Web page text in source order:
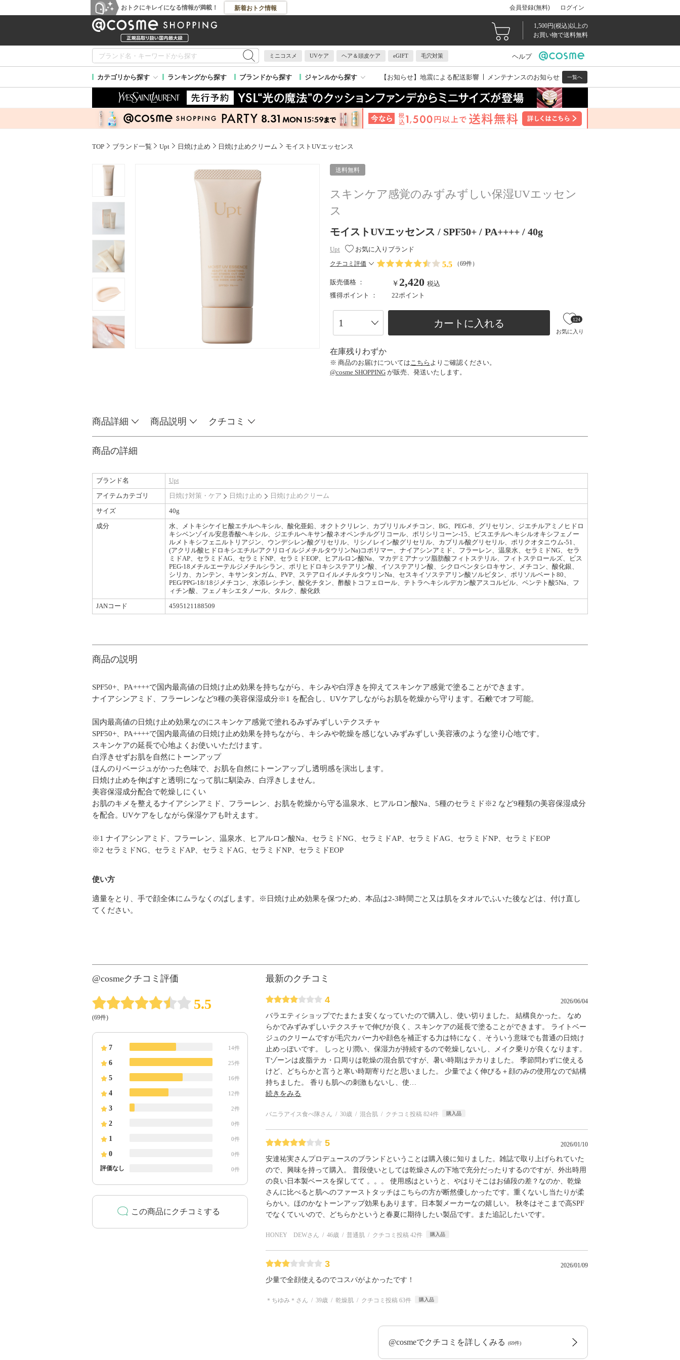
おトクにキレイになる情報が満載！ 新着おトク情報 会員登録(無料) ログイン
1,500円(税込)以上の
お買い物で送料無料
ミニコスメ UVケア ヘア＆頭皮ケア eGIFT 毛穴対策 ヘルプ
カテゴリから探す ランキングから探す ブランドから探す ジャンルから探す 【お知らせ】 地震による配送影響 メンテナンスのお知らせ 一覧へ
TOP ブランド一覧 Upt 日焼け止め 日焼け止めクリーム モイストUVエッセンス
送料無料
スキンケア感覚のみずみずしい保湿UVエッセン
ス
モイストUVエッセンス / SPF50+ / PA++++ / 40g
Upt お気に入りブランド
クチコミ評価 5.5 （69件）
販売価格 ： ￥ 2,420 税込
獲得ポイント ：
22ポイント
カートに入れる
お気に入り
124
在庫残りわずか
※ 商品のお届けについては こちら よりご確認ください。
@cosme SHOPPING が販売、発送いたします。
商品詳細 商品説明 クチコミ
商品の詳細
ブランド名
Upt
アイテムカテゴリ
日焼け対策・ケア 日焼け止め
日焼け止めクリーム
サイズ
40g
成分
水、メトキシケイヒ酸エチルヘキシル、酸化亜鉛、オクトクリレン、カプリリルメチコン、BG、PEG-8、グリセリン、ジエチルアミノヒドロ
キシベンゾイル安息香酸ヘキシル、ジエチルヘキサン酸ネオペンチルグリコール、ポリシリコーン-15、ビスエチルヘキシルオキシフェノー
ルメトキシフェニルトリアジン、ウンデシレン酸グリセリル、リシノレイン酸グリセリル、カプリル酸グリセリル、ポリクオタニウム-51、
(アクリル酸ヒドロキシエチル/アクリロイルジメチルタウリンNa)コポリマー、ナイアシンアミド、フラーレン、温泉水、セラミドNG、セラ
ミドAP、セラミドAG、セラミドNP、セラミドEOP、ヒアルロン酸Na、マカデミアナッツ脂肪酸フィトステリル、フィトステロールズ、ビス
PEG-18メチルエーテルジメチルシラン、ポリヒドロキシステアリン酸、イソステアリン酸、シクロペンタシロキサン、メチコン、酸化銀、
シリカ、カンテン、キサンタンガム、PVP、ステアロイルメチルタウリンNa、セスキイソステアリン酸ソルビタン、ポリソルベート80、
PEG/PPG-18/18ジメチコン、水添レシチン、酸化チタン、酢酸トコフェロール、テトラヘキシルデカン酸アスコルビル、ペンテト酸5Na、フ
ィチン酸、フェノキシエタノール、タルク、酸化鉄
JANコード
4595121188509
商品の説明
SPF50+、PA++++で国内最高値の日焼け止め効果を持ちながら、キシみや白浮きを抑えてスキンケア感覚で塗ることができます。
ナイアシンアミド、フラーレンなど9種の美容保湿成分※1 を配合し、UVケアしながらお肌を乾燥から守ります。石鹸でオフ可能。
国内最高値の日焼け止め効果なのにスキンケア感覚で塗れるみずみずしいテクスチャ
SPF50+、PA++++で国内最高値の日焼け止め効果を持ちながら、キシみや乾燥を感じないみずみずしい美容液のような塗り心地です。
スキンケアの延長で心地よくお使いいただけます。
白浮きせずお肌を自然にトーンアップ
ほんのりベージュがかった色味で、お肌を自然にトーンアップし透明感を演出します。
日焼け止めを伸ばすと透明になって肌に馴染み、白浮きしません。
美容保湿成分配合で乾燥しにくい
お肌のキメを整えるナイアシンアミド、フラーレン、お肌を乾燥から守る温泉水、ヒアルロン酸Na、5種のセラミド※2 など9種類の美容保湿成分
を配合。UVケアをしながら保湿ケアも叶えます。
※1 ナイアシンアミド、フラーレン、温泉水、ヒアルロン酸Na、セラミドNG、セラミドAP、セラミドAG、セラミドNP、セラミドEOP
※2 セラミドNG、セラミドAP、セラミドAG、セラミドNP、セラミドEOP
使い方
適量をとり、手で顔全体にムラなくのばします。※日焼け止め効果を保つため、本品は2-3時間ごと又は肌をタオルでふいた後などは、付け直し
てください。
@cosmeクチコミ評価
5.5
(69件)
7 14件
6 25件
5 16件
4 12件
3 2件
2 0件
1 0件
0 0件
評価なし 0件
この商品にクチコミする
最新のクチコミ
4 2026/06/04
バラエティショップでたまたま安くなっていたので購入し、使い切りました。 結構良かった。 なめ
らかでみずみずしいテクスチャで伸びが良く、スキンケアの延長で塗ることができます。 ライトベー
ジュのクリームですが毛穴カバー力や顔色を補正する力は特になく、そういう意味でも普通の日焼け
止めっぽいです。 しっとり潤い、保湿力が持続するので乾燥しないし、メイク乗りが良くなります。
Tゾーンは皮脂テカ・口周りは乾燥の混合肌ですが、暑い時期はテカりました。 季節問わずに使える
けど、どちらかと言うと寒い時期寄りだと思いました。 少量でよく伸びる＋顔のみの使用なので結構
持ちました。 香りも肌への刺激もないし、使
続きをみる
バニラアイス食べ隊さん 30歳 混合肌 クチコミ投稿 824件 購入品
5 2026/01/10
安達祐実さんプロデュースのブランドということは購入後に知りました。雑誌で取り上げられていた
ので、興味を持って購入。 普段使いとしては乾燥さんの下地で充分だったりするのですが、外出時用
の良い日本製ベースを探してて 。。。 使用感はというと、やはりそこはお値段の差？なのか、乾燥
さんに比べると肌へのファーストタッチはこちらの方が断然優しかったです。重くないし当たりが柔
らかい。ほのかなトーンアップ効果もあります。日本製メーカーなの嬉しい。 秋冬はそこまで高SPF
でなくていいので、どちらかというと春夏に期待したい製品です。また追記したいです。
HONEY DEWさん 46歳 普通肌 クチコミ投稿 42件 購入品
3 2026/01/09
少量で全顔使えるのでコスパがよかったです！
＊ちゆみ＊さん 39歳 乾燥肌 クチコミ投稿 63件 購入品
@cosmeでクチコミを詳しくみる (69件)